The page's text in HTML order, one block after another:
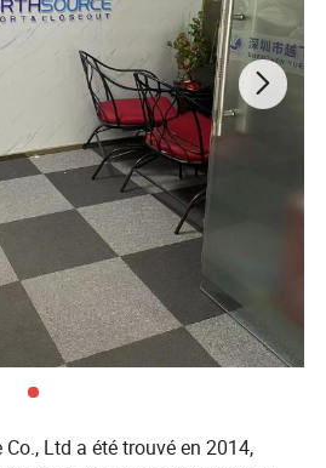
Ltd a été trouvé en 2014,